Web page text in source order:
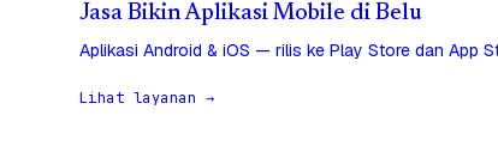
Jasa Bikin Aplikasi Mobile di Belu
Aplikasi Android & iOS — rilis ke Play Store dan App
Lihat layanan →